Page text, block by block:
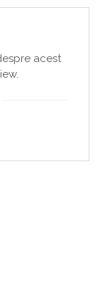
acest